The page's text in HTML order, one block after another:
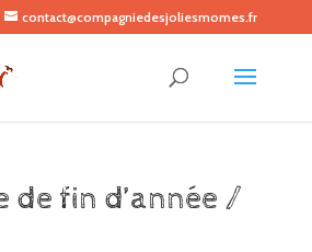
contact@compagniedesjoliesmomes.fr
de fin d’année /